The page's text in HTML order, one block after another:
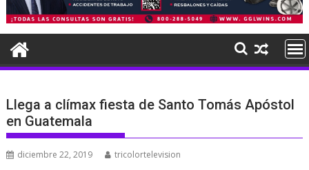
Llega a clímax fiesta de Santo Tomás Apóstol
en Guatemala
diciembre 22, 2019 tricolortelevision